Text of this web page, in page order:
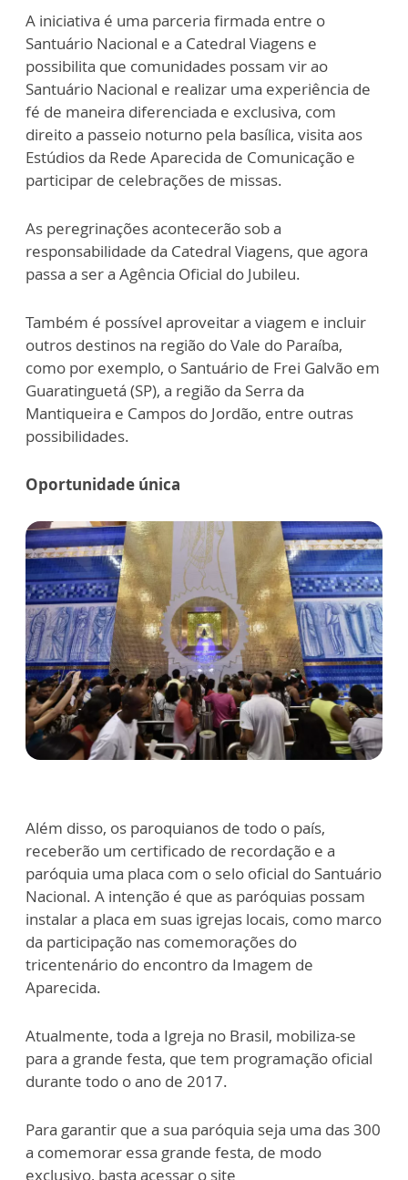
A iniciativa é uma parceria firmada entre o
Santuário Nacional e a Catedral Viagens e
possibilita que comunidades possam vir ao
Santuário Nacional e realizar uma experiência de
fé de maneira diferenciada e exclusiva, com
direito a passeio noturno pela basílica, visita aos
Estúdios da Rede Aparecida de Comunicação e
participar de celebrações de missas.
As peregrinações acontecerão sob a
responsabilidade da Catedral Viagens, que agora
passa a ser a Agência Oficial do Jubileu.
Também é possível aproveitar a viagem e incluir
outros destinos na região do Vale do Paraíba,
como por exemplo, o Santuário de Frei Galvão em
Guaratinguetá (SP), a região da Serra da
Mantiqueira e Campos do Jordão, entre outras
possibilidades.
Oportunidade única
Além disso, os paroquianos de todo o país,
receberão um certificado de recordação e a
paróquia uma placa com o selo oficial do Santuário
Nacional. A intenção é que as paróquias possam
instalar a placa em suas igrejas locais, como marco
da participação nas comemorações do
tricentenário do encontro da Imagem de
Aparecida.
Atualmente, toda a Igreja no Brasil, mobiliza-se
para a grande festa, que tem programação oficial
durante todo o ano de 2017.
Para garantir que a sua paróquia seja uma das 300
a comemorar essa grande festa, de modo
exclusivo, basta acessar o site